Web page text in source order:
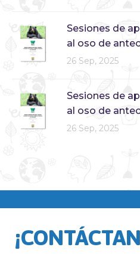
Sesiones de
al oso de
26 Sep, 2025
Sesiones de
al oso de
26 Sep, 2025